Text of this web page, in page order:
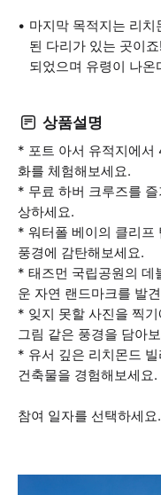
마지막 목적지는 리
된 다리가 있는 곳이
되었으며 유령이 나온
상품설명
* 포트 아서 유적지에서
화를 체험해보세요.
* 무료 하버 크루즈를
상하세요.
* 워터폴 베이의 클리프
풍경에 감탄해보세요.
* 태즈먼 국립공원의 데
운 자연 랜드마크를 발
* 잊지 못할 사진을 찍
그림 같은 풍경을 담아
* 유서 깊은 리치몬드
건축물을 경험해보세요.
참여 일자를 선택하세요.